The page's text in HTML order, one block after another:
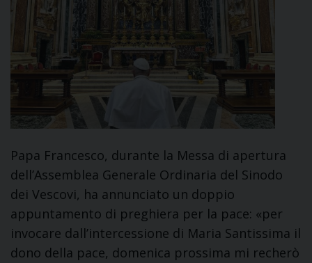
Papa Francesco, durante la Messa di apertura
dell’Assemblea Generale Ordinaria del Sinodo
dei Vescovi, ha annunciato un doppio
appuntamento di preghiera per la pace: «per
invocare dall’intercessione di Maria Santissima il
dono della pace, domenica prossima mi recherò